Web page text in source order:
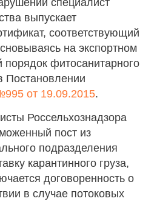
специалист
выпускает
соответствующий
на экспортном
фитосанитарного
Постановлении
от 19.09.2015.
Россельхознадзора
пост из
подразделения
карантинного груза,
договоренность о
в случае потоковых